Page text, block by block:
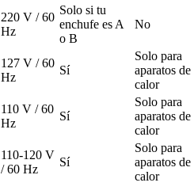
220 V / 60
Hz
Solo si tu
enchufe es A
o B
No
127 V / 60
Hz
Sí
Solo para
aparatos de
calor
110 V / 60
Hz
Sí
Solo para
aparatos de
calor
110-120 V
/ 60 Hz
Sí
Solo para
aparatos de
calor